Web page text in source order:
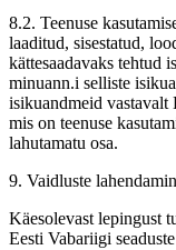
8.2. Teenuse
laaditud, sisestatud,
kättesaadavaks tehtud
minuann.i selliste
isikuandmeid
mis on teenuse
lahutamatu osa.
9. Vaidluste
Käesolevast lepingust
Eesti Vabariigi